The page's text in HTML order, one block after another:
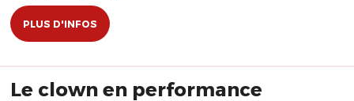
PLUS D'INFOS
Le clown en performance